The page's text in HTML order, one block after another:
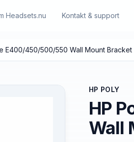
Headsets.nu Kontakt & support
E400/450/500/550 Wall Mount Bracket
HP POLY
HP
Wall